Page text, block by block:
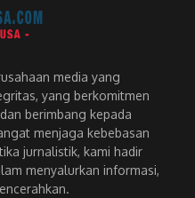
media yang
yang berkomitmen
berimbang kepada
menjaga kebebasan
jurnalistik, kami hadir
menyalurkan informasi,